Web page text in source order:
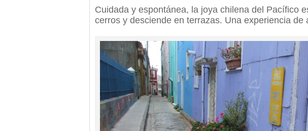
Cuidada y espontánea, la joya chilena del Pacífico
cerros y desciende en terrazas. Una experiencia de